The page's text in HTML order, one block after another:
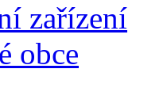
zařízení
obce